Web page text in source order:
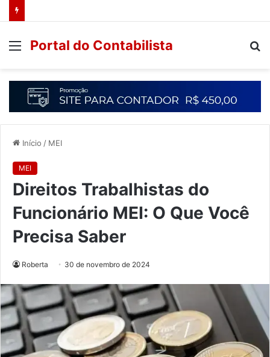
Portal do Contabilista
Início / MEI
MEI
Direitos Trabalhistas do
Funcionário MEI: O Que Você
Precisa Saber
Roberta 30 de novembro de 2024